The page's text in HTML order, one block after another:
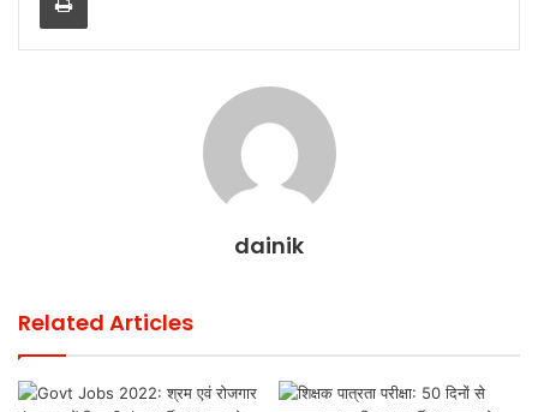
dainik
Related Articles